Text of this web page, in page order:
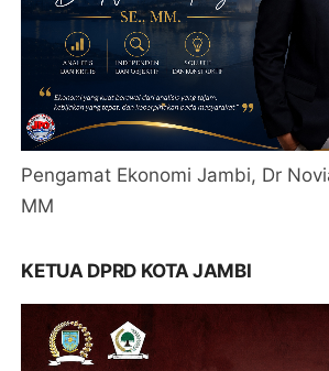
Pengamat Ekonomi Jambi, Dr
MM
KETUA DPRD KOTA JAMBI